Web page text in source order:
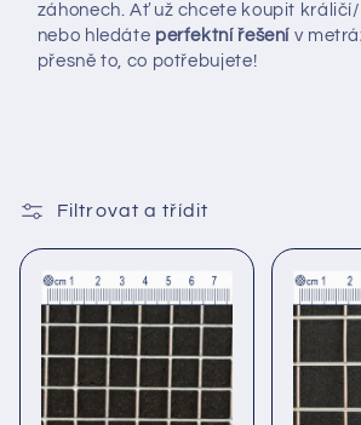
záhonech. Ať už chcete koupit
nebo hledáte perfektní řešení v
přesně to, co potřebujete!
Filtrovat a třídit